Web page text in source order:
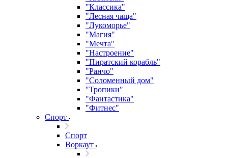
"Классика"
"Лесная чаща"
"Лукоморье"
"Магия"
"Мечта"
"Настроение"
"Пиратский корабль"
"Ранчо"
"Соломенный дом"
"Тропики"
"Фантастика"
"Фитнес"
Спорт
Спорт
Воркаут